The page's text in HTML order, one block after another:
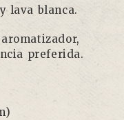
lava blanca.
preferida.